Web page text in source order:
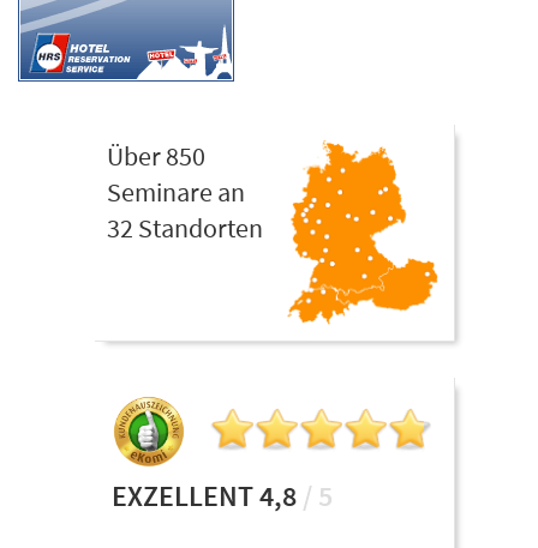
Über 850
Seminare an
32 Standorten
EXZELLENT 4,8 / 5